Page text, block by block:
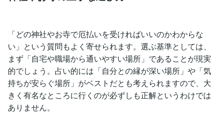
「どの神社やお寺で厄払いを受ければいいのかわからな
い」という質問もよく寄せられます。選ぶ基準としては、
まず「自宅や職場から通いやすい場所」であることが現実
的でしょう。占い的には「自分との縁が深い場所」や「気
持ちが安らぐ場所」がベストだとも考えられますので、大
きく有名なところに行くのが必ずしも正解というわけでは
ありません。